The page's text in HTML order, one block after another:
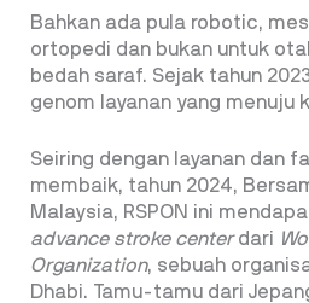
Bahkan ada pula robotic,
ortopedi dan bukan untuk
bedah saraf. Sejak tahun
genom layanan yang menuju
Seiring dengan layanan dan
membaik, tahun 2024,
Malaysia, RSPON ini
advance stroke centerdari
Organization, sebuah
Dhabi. Tamu-tamu dari